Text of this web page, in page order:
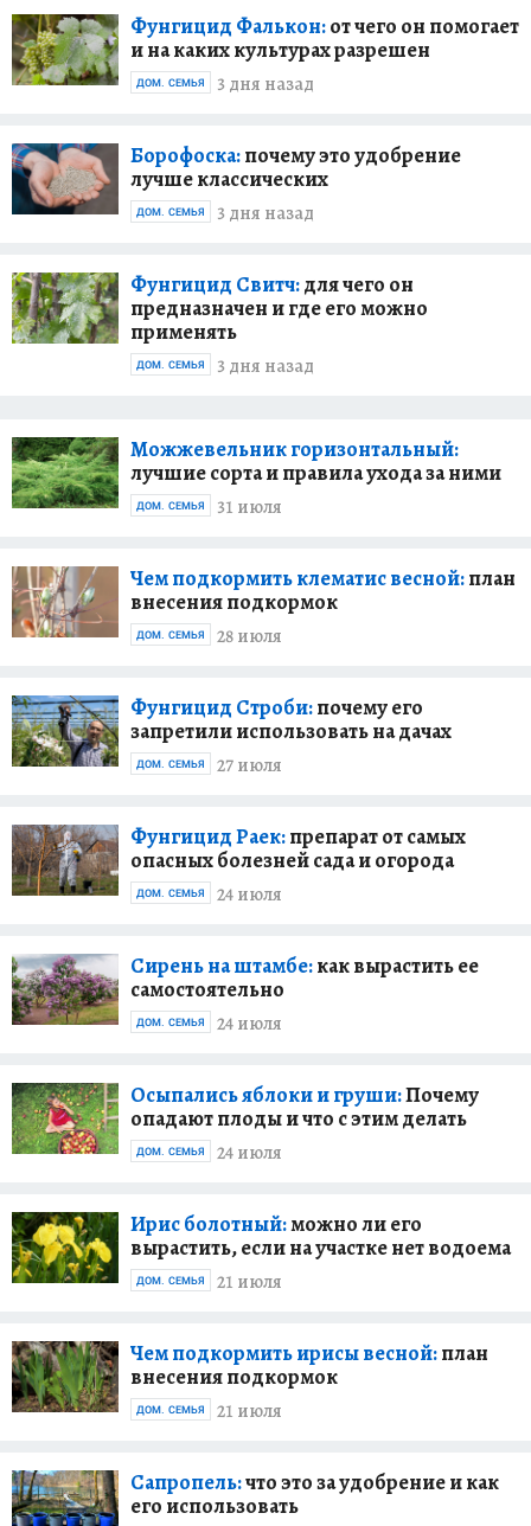
бабочки-белянки, как избавиться от кротов и
землероек, как не допустить монилиоза и
других болезней плодовых деревьев, как
лечить болезни растений, зачем нужны
Как не надорваться на грядках, организовать
работу на садовом или огородном участке так,
Наши эксперты - агрономы, биологи,
ландшафтные дизайнеры, садоводы с
большим опытом - делятся своими советами,
также дают различные рецепты солений-
варений, которые разнообразят ваше меню в
холодные зимние месяцы.
нужный всем дачникам Лунный календарь
садовода и огородника.
Фунгицид Фалькон:от чего он помогает
и на каких культурах разрешен
3 дня назад
ДОМ. СЕМЬЯ
Борофоска:почему это удобрение
лучше классических
3 дня назад
ДОМ. СЕМЬЯ
Фунгицид Свитч:для чего он
предназначен и где его можно
применять
3 дня назад
ДОМ. СЕМЬЯ
Можжевельник горизонтальный:
лучшие сорта и правила ухода за ними
31 июля
ДОМ. СЕМЬЯ
Чем подкормить клематис весной:план
внесения подкормок
28 июля
ДОМ. СЕМЬЯ
Фунгицид Строби:почему его
запретили использовать на дачах
27 июля
ДОМ. СЕМЬЯ
Фунгицид Раек:препарат от самых
опасных болезней сада и огорода
24 июля
ДОМ. СЕМЬЯ
Сирень на штамбе:как вырастить ее
самостоятельно
24 июля
ДОМ. СЕМЬЯ
Осыпались яблоки и груши:Почему
опадают плоды и что с этим делать
24 июля
ДОМ. СЕМЬЯ
Ирис болотный:можно ли его
вырастить, если на участке нет водоема
21 июля
ДОМ. СЕМЬЯ
Чем подкормить ирисы весной:план
внесения подкормок
21 июля
ДОМ. СЕМЬЯ
Сапропель:что это за удобрение и как
его использовать